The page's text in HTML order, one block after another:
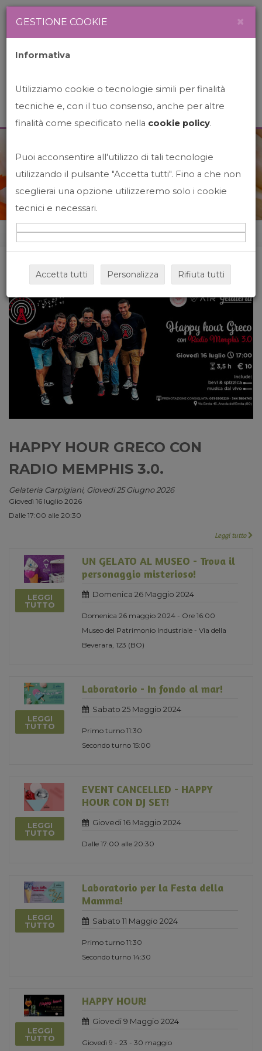
News&Events
Home News&events
HAPPY HOUR GRECO CON
RADIO MEMPHIS 3.0.
Gelateria Carpigiani, Giovedi 25 Giugno 2026
Giovedì 16 luglio 2026
Dalle 17:00 alle 20:30
Leggi tutto
LEGGI
TUTTO
UN GELATO AL MUSEO - Trova il
personaggio misterioso!
Domenica 26 Maggio 2024
Domenica 26 maggio 2024 - Ore 16:00
Museo del Patrimonio Industriale - Via della
Beverara, 123 (BO)
LEGGI
TUTTO
Laboratorio - In fondo al mar!
Sabato 25 Maggio 2024
Primo turno 11:30
Secondo turno 15:00
LEGGI
TUTTO
EVENT CANCELLED - HAPPY
HOUR CON DJ SET!
Giovedi 16 Maggio 2024
Dalle 17:00 alle 20:30
LEGGI
TUTTO
Laboratorio per la Festa della
Mamma!
Sabato 11 Maggio 2024
Primo turno 11:30
Secondo turno 14:30
LEGGI
TUTTO
HAPPY HOUR!
Giovedi 9 Maggio 2024
Giovedì 9 - 23 - 30 maggio
GESTIONE COOKIE ×
Informativa
Utilizziamo cookie o tecnologie simili per finalità
tecniche e, con il tuo consenso, anche per altre
finalità come specificato nella cookie policy.
Puoi acconsentire all'utilizzo di tali tecnologie
utilizzando il pulsante "Accetta tutti". Fino a che non
sceglierai una opzione utilizzeremo solo i cookie
tecnici e necessari.
Accetta tutti Personalizza Rifiuta tutti